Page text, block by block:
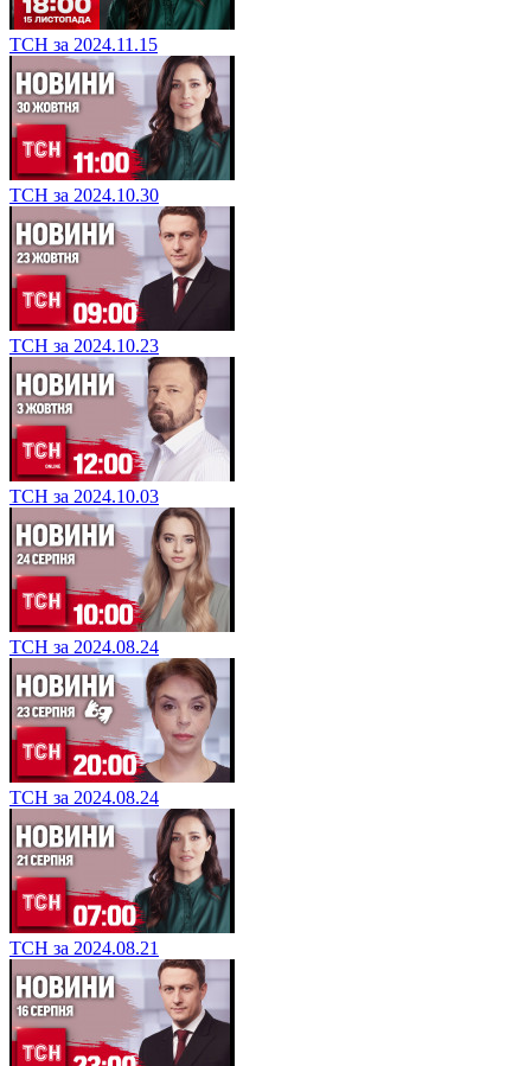
ТСН за 2024.11.15
ТСН за 2024.10.30
ТСН за 2024.10.23
ТСН за 2024.10.03
ТСН за 2024.08.24
ТСН за 2024.08.24
ТСН за 2024.08.21